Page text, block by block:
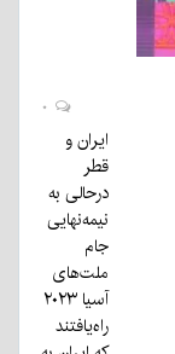
ایران و
قطر
درحالی به
نیمه‌نهایی
جام
ملت‌های
آسیا ۲۰۲۳
راه‌یافتند